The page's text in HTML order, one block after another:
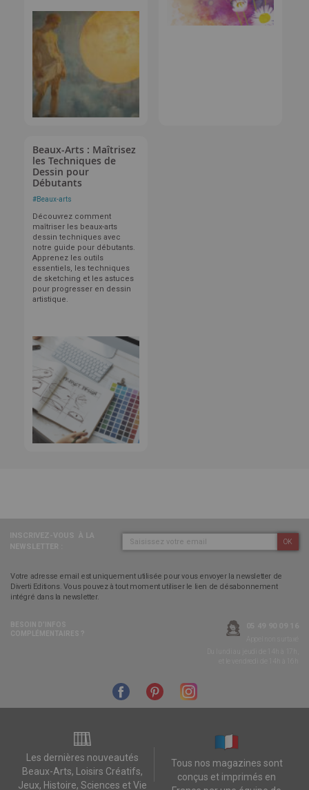
Beaux-Arts : Maîtrisez
les Techniques de
Dessin pour
Débutants
#Beaux-arts
Découvrez comment
maîtriser les beaux-arts
dessin techniques avec
notre guide pour débutants.
Apprenez les outils
essentiels, les techniques
de sketching et les astuces
pour progresser en dessin
artistique.
OK
Votre adresse email est uniquement utilisée pour vous envoyer la newsletter de
Diverti Editions. Vous pouvez à tout moment utiliser le lien de désabonnement
intégré dans la newsletter.
Les dernières nouveautés
Beaux-Arts, Loisirs Créatifs,
Jeux, Histoire, Sciences et Vie
Tous nos magazines sont
conçus et imprimés en